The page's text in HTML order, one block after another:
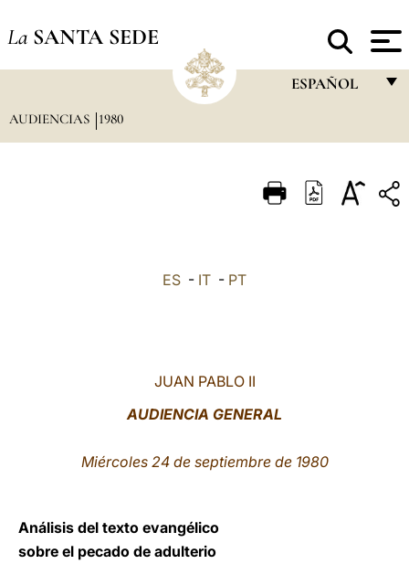
La SANTA SEDE
ESPAÑOL
ITALIANO
AUDIENCIAS 1980
ES - IT - PT
JUAN PABLO II
AUDIENCIA GENERAL
Miércoles 24 de septiembre de 1980
Análisis del texto evangélico
sobre el pecado de adulterio